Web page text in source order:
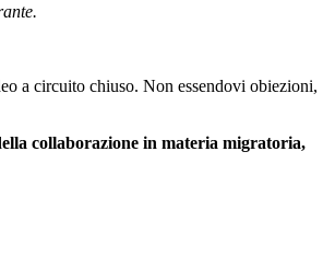
a circuito chiuso. Non essendovi obiezioni,
collaborazione in materia migratoria,